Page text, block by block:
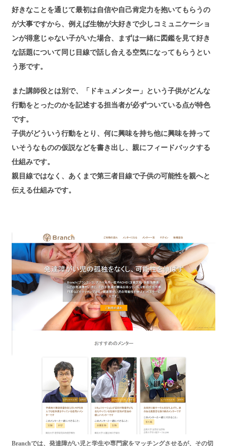
好きなことを通じて最初は自信や自己肯定力を抱いてもらうの
が大事ですから、例えば生物が大好きで少しコミュニケーショ
ンが得意じゃない子がいた場合、まずは一緒に図鑑を見て好き
な話題について同じ目線で話し合える空気になってもらうとい
う形です。
また講師役とは別で、「ドキュメンター」という子供がどんな
行動をとったのかを記述する担当者が必ずついている点が特色
です。
子供がどういう行動をとり、何に興味を持ち他に興味を持って
いそうなものの仮説などを書き出し、親にフィードバックする
仕組みです。
親目線ではなく、あくまで第三者目線で子供の可能性を親へと
伝える仕組みです。
Branchでは、発達障がい児と学生や専門家をマッチングさせるが、その切